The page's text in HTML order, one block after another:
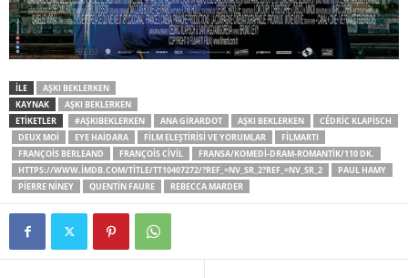
İLE
AŞKI BEKLERKEN
KAYNAK
AŞKI BEKLERKEN
ETİKETLER
#AŞKIBEKLERKEN ANA GIRARDOT AŞKI BEKLERKEN
CÉDRIC KLAPISCH
DEUX MOI
EYE HAIDARA FILM ELEŞTIRISI VE YORUMLAR
FILMARTI
FRANÇOIS BERLEAND
FRANÇOIS CIVIL
FRANSA/KOMEDI-DRAM-ROMANTIK/110 DK.
HTTPS://WWW.IMDB.COM/TITLE/TT10407272/?REF_=NV_SR_2?REF_=NV_SR_2
PAUL HAMY
PIERRE NINEY
QUENTIN FAURE REBECCA MARDER